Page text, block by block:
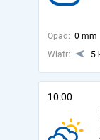
Opad: 0 mm
Wiatr:
5
10:00